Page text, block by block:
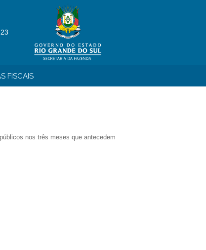
FISCAIS
nos três meses que antecedem